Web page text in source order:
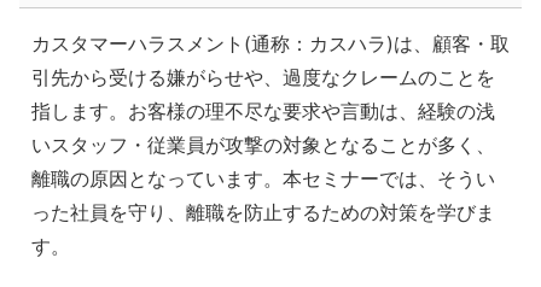
カスタマーハラスメント(通称：カスハラ)は、顧客・取
引先から受ける嫌がらせや、過度なクレームのことを
指します。お客様の理不尽な要求や言動は、経験の浅
いスタッフ・従業員が攻撃の対象となることが多く、
離職の原因となっています。本セミナーでは、そうい
った社員を守り、離職を防止するための対策を学びま
す。